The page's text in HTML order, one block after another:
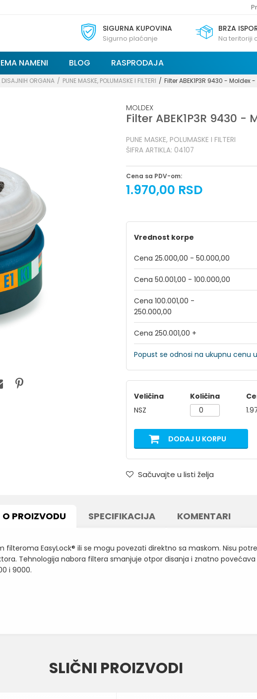
SIGURNA KUPOVINA
Sigurno plaćanje
BRZA
Na teritoriji
NAMENI BLOG RASPRODAJA
DISAJNIH ORGANA PUNE MASKE, POLUMASKE I FILTERI Filter ABEK1P3R 9430 - Moldex -
MOLDEX
Filter ABEK1P3R 9430 -
PUNE MASKE, POLUMASKE I FILTERI
ŠIFRA ARTIKLA: 04107
Cena sa PDV-om:
1.970,00 RSD
Vrednost korpe
Cena 25.000,00 - 50.000,00
Cena 50.001,00 - 100.000,00
Cena 100.001,00 -
250.000,00
Cena 250.001,00 +
Popust se odnosi na ukupnu cenu
Veličina Količina
NSZ
DODAJ U KORPU
Sačuvajte u listi želja
O PROIZVODU SPECIFIKACIJA KOMENTARI
EasyLock® ili se mogu povezati direktno sa maskom. Nisu
Tehnologija nabora filtera smanjuje otpor disanja i znatno
i 9000.
MOLDEXSLIČNI PROIZVODI